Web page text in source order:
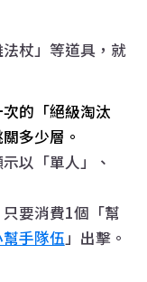
杖」等道具，就
的「絕級淘汰
多少層。
以「單人」、
要消費1個「幫
手隊伍 」出擊。